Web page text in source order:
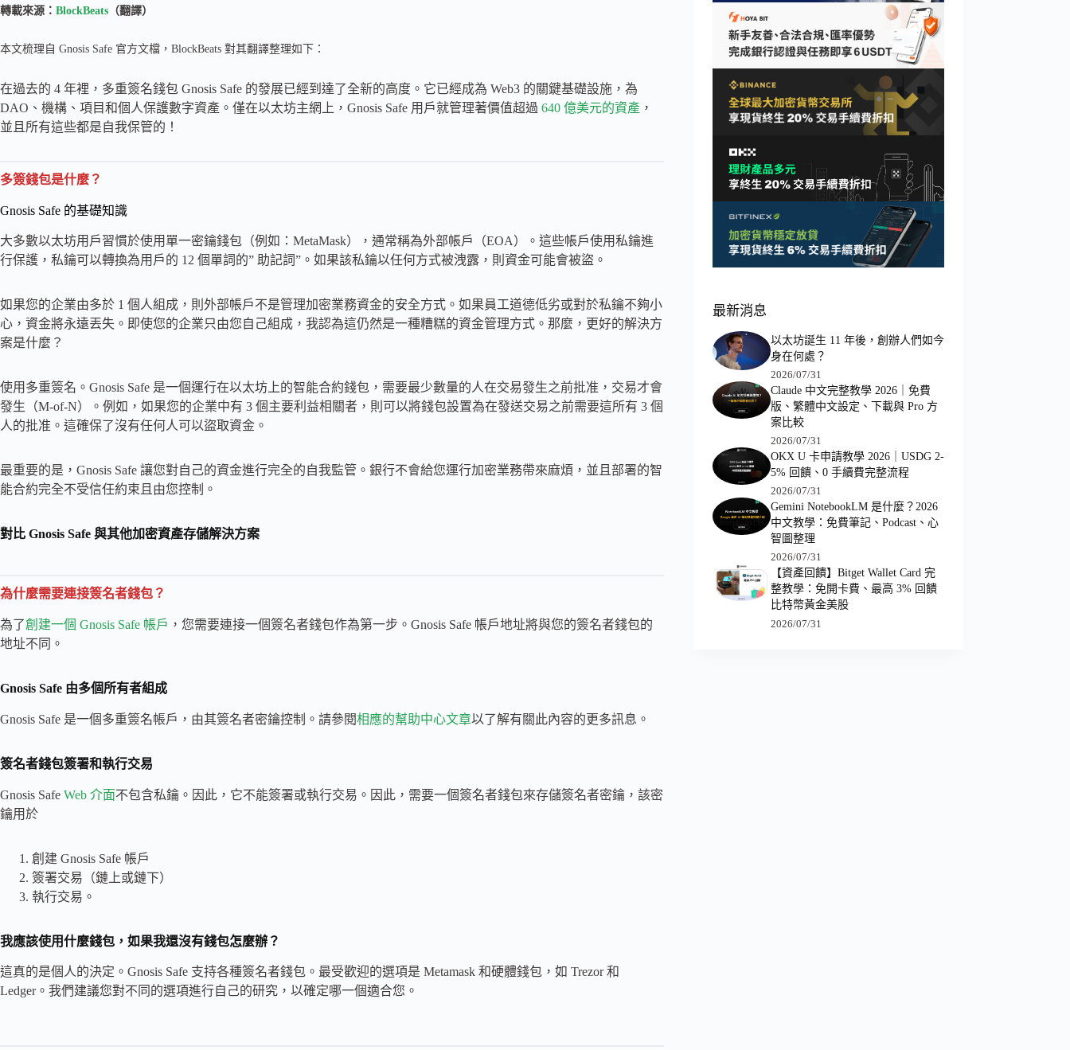
轉載來源： BlockBeats （翻譯）
本文梳理自 Gnosis Safe 官方文檔，BlockBeats 對其翻譯整理如下：
在過去的 4 年裡，多重簽名錢包 Gnosis Safe 的發展已經到達了全新的高度。它已經成為 Web3 的關鍵基礎設施，為
DAO、機構、項目和個人保護數字資產。僅在以太坊主網上，Gnosis Safe 用戶就管理著價值超過 640 億美元的資產 ，
並且所有這些都是自我保管的！
多簽錢包是什麼 ？
Gnosis Safe 的基礎知識
大多數以太坊用戶習慣於使用單一密鑰錢包（例如：MetaMask），通常稱為外部帳戶（EOA）。這些帳戶使用私鑰進
行保護，私鑰可以轉換為用戶的 12 個單詞的” 助記詞”。如果該私鑰以任何方式被洩露，則資金可能會被盜。
如果您的企業由多於 1 個人組成，則外部帳戶不是管理加密業務資金的安全方式。如果員工道德低劣或對於私鑰不夠小
心，資金將永遠丟失。即使您的企業只由您自己組成，我認為這仍然是一種糟糕的資金管理方式。那麼，更好的解決方
案是什麼？
使用多重簽名。Gnosis Safe 是一個運行在以太坊上的智能合約錢包，需要最少數量的人在交易發生之前批准，交易才會
發生（M-of-N）。例如，如果您的企業中有 3 個主要利益相關者，則可以將錢包設置為在發送交易之前需要這所有 3 個
人的批准。這確保了沒有任何人可以盜取資金。
最重要的是，Gnosis Safe 讓您對自己的資金進行完全的自我監管。銀行不會給您運行加密業務帶來麻煩，並且部署的智
能合約完全不受信任約束且由您控制。
對比 Gnosis Safe 與其他加密資產存儲解決方案
為什麼需要連接簽名者錢包？
為了創建一個 Gnosis Safe 帳戶 ，您需要連接一個簽名者錢包作為第一步。Gnosis Safe 帳戶地址將與您的簽名者錢包的
地址不同。
Gnosis Safe 由多個所有者組成
Gnosis Safe 是一個多重簽名帳戶，由其簽名者密鑰控制。請參閱相應的幫助中心文章以了解有關此內容的更多訊息。
簽名者錢包簽署和執行交易
Gnosis Safe Web 介面不包含私鑰。因此，它不能簽署或執行交易。因此，需要一個簽名者錢包來存儲簽名者密鑰，該密
鑰用於
創建 Gnosis Safe 帳戶
簽署交易（鏈上或鏈下）
執行交易。
我應該使用什麼錢包，如果我還沒有錢包怎麼辦？
這真的是個人的決定。Gnosis Safe 支持各種簽名者錢包。最受歡迎的選項是 Metamask 和硬體錢包，如 Trezor 和
Ledger。我們建議您對不同的選項進行自己的研究，以確定哪一個適合您。
最新消息
以太坊誕生 11 年後，創辦人們如今
身在何處？
2026/07/31
Claude 中文完整教學 2026｜免費
版、繁體中文設定、下載與 Pro 方
案比較
2026/07/31
OKX U 卡申請教學 2026｜USDG 2-
5% 回饋、0 手續費完整流程
2026/07/31
Gemini NotebookLM 是什麼？2026
中文教學：免費筆記、Podcast、心
智圖整理
2026/07/31
【資產回饋】Bitget Wallet Card 完
整教學：免開卡費、最高 3% 回饋
比特幣黃金美股
2026/07/31